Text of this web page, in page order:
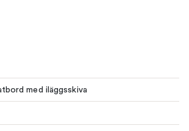
med iläggsskiva